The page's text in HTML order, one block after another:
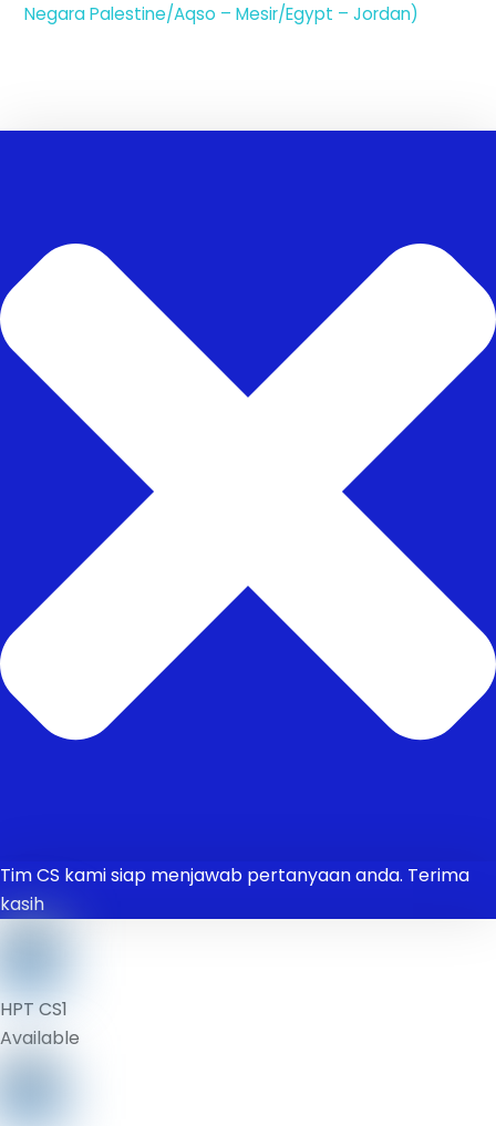
Negara Palestine/Aqso – Mesir/Egypt – Jordan)
Back
Tim CS kami siap menjawab pertanyaan anda. Terima
kasih
HPT CS1
Available